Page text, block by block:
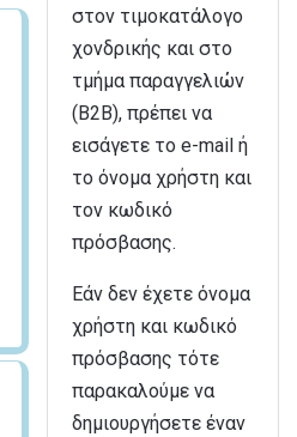
στον τιμοκατάλογο
χονδρικής και στο
τμήμα παραγγελιών
(B2B), πρέπει να
εισάγετε το e-mail ή
το όνομα χρήστη και
τον κωδικό
πρόσβασης.
Εάν δεν έχετε όνομα
χρήστη και κωδικό
πρόσβασης τότε
παρακαλούμε να
δημιουργήσετε έναν